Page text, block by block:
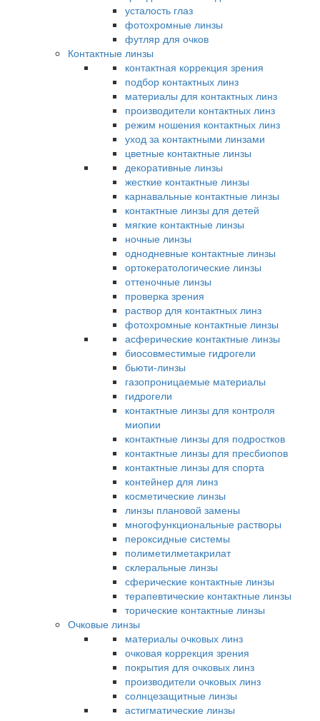
усталость глаз
фотохромные линзы
футляр для очков
Контактные линзы
контактная коррекция зрения
подбор контактных линз
материалы для контактных линз
производители контактных линз
режим ношения контактных линз
уход за контактными линзами
цветные контактные линзы
декоративные линзы
жесткие контактные линзы
карнавальные контактные линзы
контактные линзы для детей
мягкие контактные линзы
ночные линзы
однодневные контактные линзы
ортокератологические линзы
оттеночные линзы
проверка зрения
раствор для контактных линз
фотохромные контактные линзы
асферические контактные линзы
биосовместимые гидрогели
бьюти-линзы
газопроницаемые материалы
гидрогели
контактные линзы для контроля
миопии
контактные линзы для подростков
контактные линзы для пресбиопов
контактные линзы для спорта
контейнер для линз
косметические линзы
линзы плановой замены
многофункциональные растворы
пероксидные системы
полиметилметакрилат
склеральные линзы
сферические контактные линзы
терапевтические контактные линзы
торические контактные линзы
Очковые линзы
материалы очковых линз
очковая коррекция зрения
покрытия для очковых линз
производители очковых линз
солнцезащитные линзы
астигматические линзы